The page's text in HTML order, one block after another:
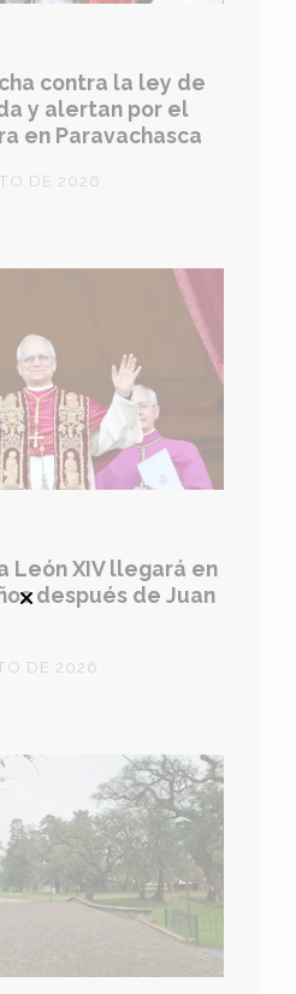
contra la ley de
y alertan por el
en Paravachasca
DE 2026
León XIV llegará en
después de Juan
DE 2026